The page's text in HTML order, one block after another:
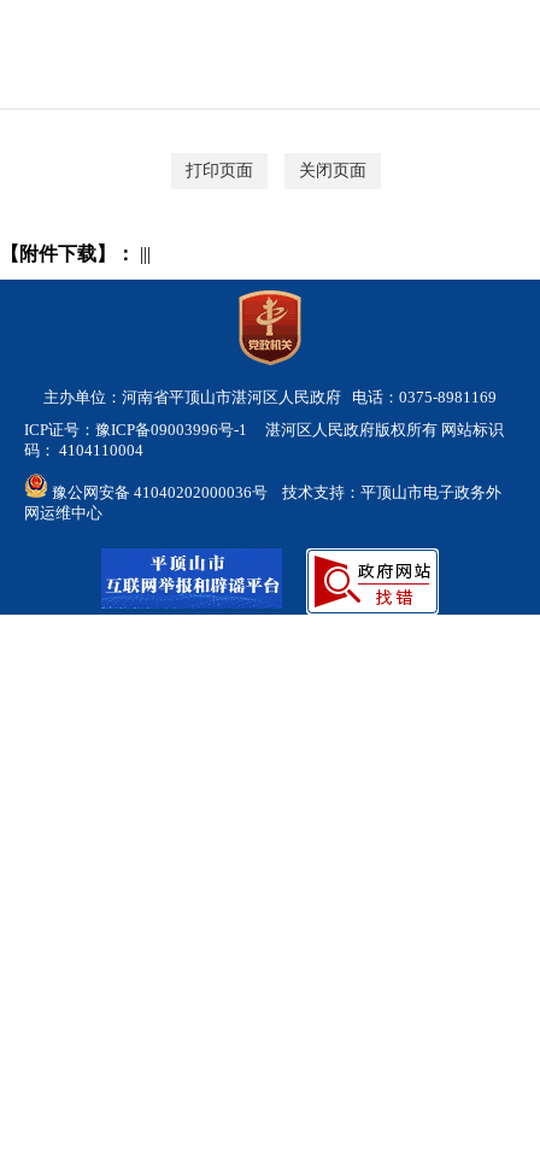
打印页面 关闭页面
【附件下载】： |||
主办单位：河南省平顶山市湛河区人民政府 电话：0375-8981169
ICP证号：豫ICP备09003996号-1 湛河区人民政府版权所有 网站标识
码： 4104110004
豫公网安备 41040202000036号
技术支持：平顶山市电子政务外
网运维中心